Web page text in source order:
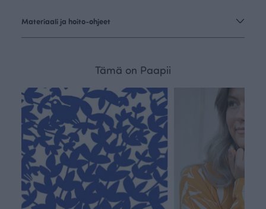
Materiaali ja hoito-ohjeet
Tämä on Paapii